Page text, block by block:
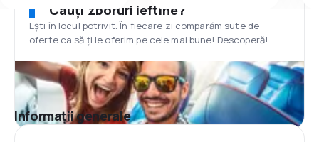
Cauți zboruri ieftine?
Ești în locul potrivit. În fiecare zi comparăm sute de
oferte ca să ți le oferim pe cele mai bune! Descoperă!
Informații generale